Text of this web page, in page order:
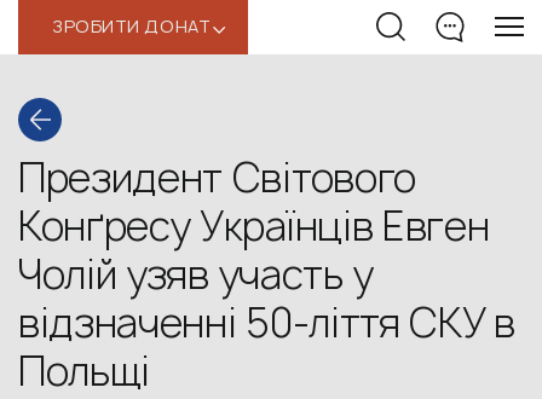
ЗРОБИТИ ДОНАТ‹
Президент Світового
Конґресу Українців Евген
Чолій узяв участь у
відзначенні 50-ліття СКУ в
Польщі